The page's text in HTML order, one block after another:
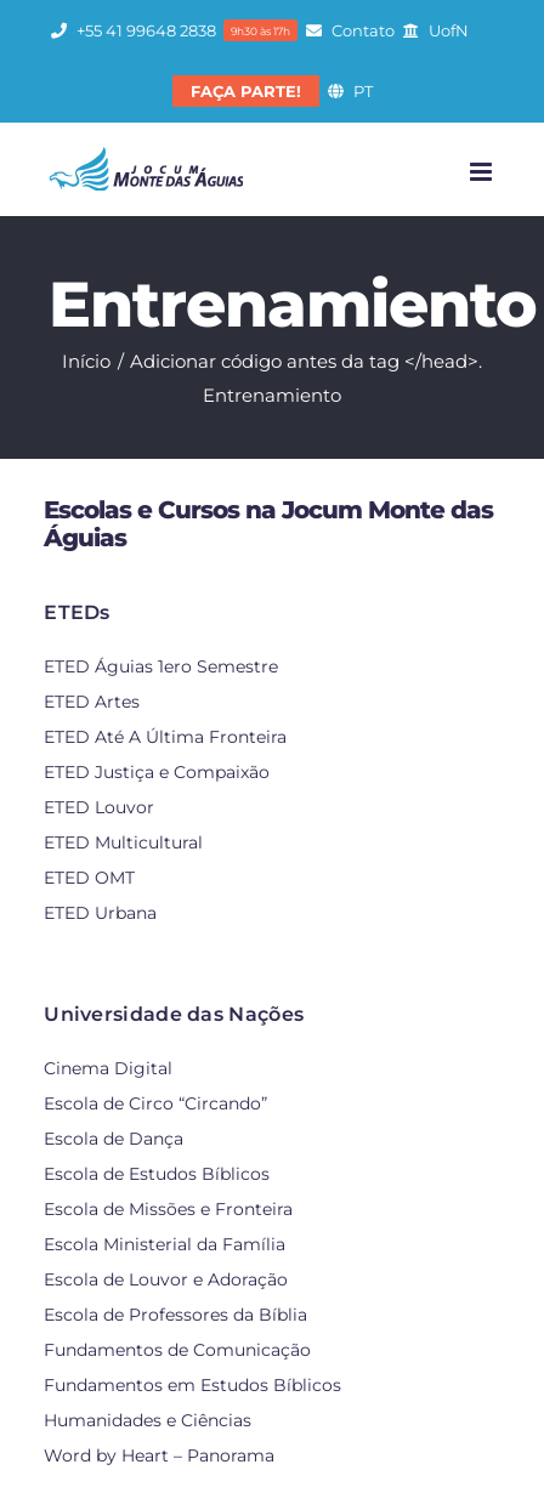
conteúdo
+55 41 99648 2838 9h30 às 17h Contato UofN
FAÇA PARTE! PT
Entrenamiento
Início
Adicionar código antes da tag </head>.
Entrenamiento
Escolas e Cursos na Jocum Monte das
Águias
ETEDs
ETED Águias 1ero Semestre
ETED Artes
ETED Até A Última Fronteira
ETED Justiça e Compaixão
ETED Louvor
ETED Multicultural
ETED OMT
ETED Urbana
Universidade das Nações
Cinema Digital
Escola de Circo “Circando”
Escola de Dança
Escola de Estudos Bíblicos
Escola de Missões e Fronteira
Escola Ministerial da Família
Escola de Louvor e Adoração
Escola de Professores da Bíblia
Fundamentos de Comunicação
Fundamentos em Estudos Bíblicos
Humanidades e Ciências
Word by Heart – Panorama